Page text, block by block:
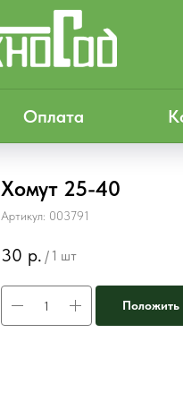
Оплата
Хомут 25-40
Артикул: 003791
30 р. / 1 шт
Положить